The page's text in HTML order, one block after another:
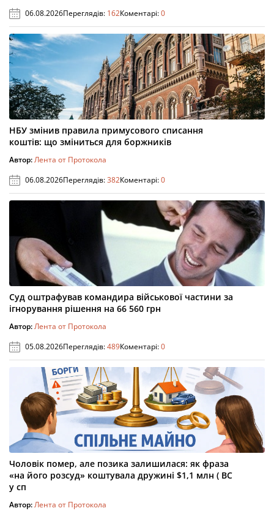
06.08.2026Переглядів: 162Коментарі:0
НБУ змінив правила примусового списання
коштів: що зміниться для боржників
Автор:Лента от Протокола
06.08.2026Переглядів:382Коментарі:0
Суд оштрафував командира військової частини за
ігнорування рішення на 66 560 грн
Автор:Лента от Протокола
05.08.2026Переглядів:489Коментарі:0
Чоловік помер, але позика залишилася: як фраза
«на його розсуд» коштувала дружині $1,1 млн ( ВС
у сп
Автор:Лента от Протокола